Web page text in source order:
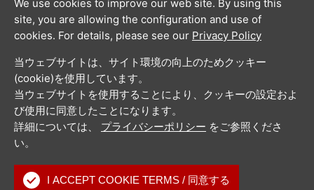
We use cookies to improve our web site. By using this
site, you are allowing the configuration and use of
cookies. For details, please see our Privacy Policy
当ウェブサイトは、サイト環境の向上のためクッキー
(cookie)を使用しています。
当ウェブサイトを使用することにより、クッキーの設定およ
び使用に同意したことになります。
詳細については、 プライバシーポリシー をご参照くださ
い。
I ACCEPT COOKIE TERMS / 同意する